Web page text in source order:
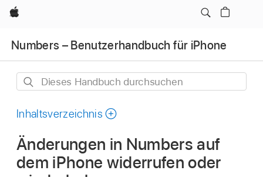
Apple
Numbers – Benutzerhandbuch für iPhone
Dieses
durchsuchen
Inhaltsverzeichnis
Änderungen in Numbers auf
dem iPhone widerrufen oder